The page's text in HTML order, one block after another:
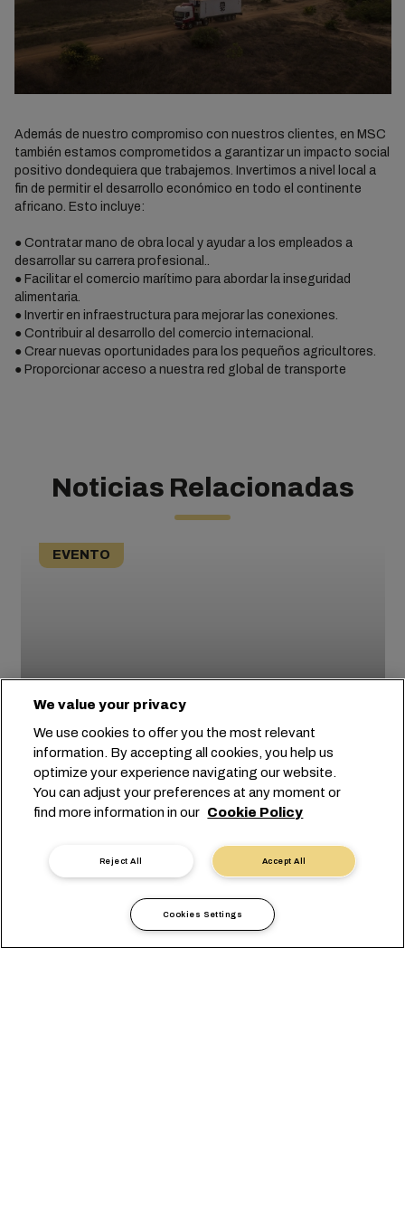
Además de nuestro compromiso con nuestros clientes, en MSC
también estamos comprometidos a garantizar un impacto social
positivo dondequiera que trabajemos. Invertimos a nivel local a
fin de permitir el desarrollo económico en todo el continente
africano. Esto incluye:
● Contratar mano de obra local y ayudar a los empleados a
desarrollar su carrera profesional..
● Facilitar el comercio marítimo para abordar la inseguridad
alimentaria.
● Invertir en infraestructura para mejorar las conexiones.
● Contribuir al desarrollo del comercio internacional.
● Crear nuevas oportunidades para los pequeños agricultores.
● Proporcionar acceso a nuestra red global de transporte
Noticias Relacionadas
EVENTO
20/05/2025
"We Are Big Believers in Africa’s
Trade Future" MSC CEO Tells
Abidjan Africa CEO Forum
MÁS INFORMACIÓN
We value your privacy
We use cookies to offer you the most relevant
information. By accepting all cookies, you help us
optimize your experience navigating our website.
You can adjust your preferences at any moment or
find more information in our Cookie Policy
Accept All
Reject All
Cookies Settings